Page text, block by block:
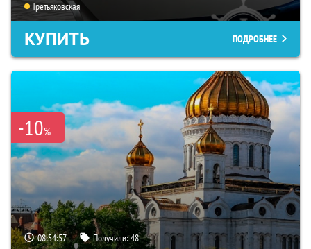
Третьяковская
КУПИТЬ ПОДРОБНЕЕ
-10%
08:54:55 Получили:48